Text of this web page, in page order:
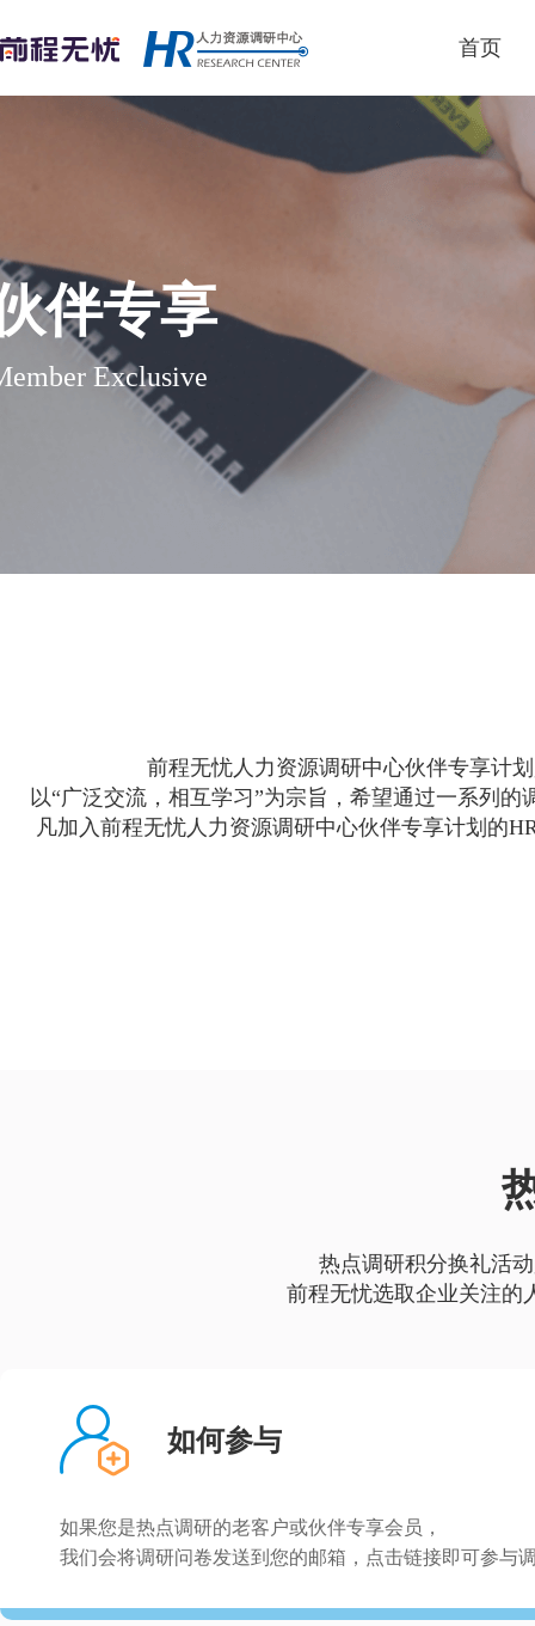
首页
伴专享
Exclusive
前程无忧人力资源调研中心伙伴专享计
以“广泛交流，相互学习”为宗旨，希望通过一系列
凡加入前程无忧人力资源调研中心伙伴专享计划的
热点调研积分换礼活
前程无忧选取企业关注的
如何参与
如果您是热点调研的老客户或伙伴专享会员，
我们会将调研问卷发送到您的邮箱，点击链接即可参与